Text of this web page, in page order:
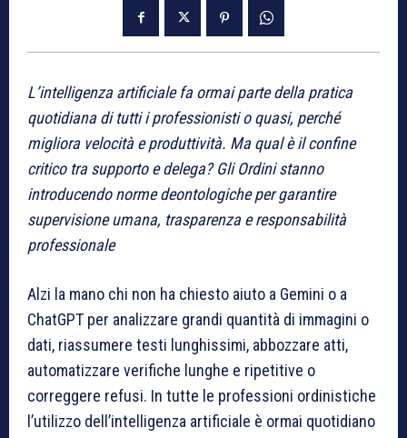
L’intelligenza artificiale fa ormai parte della pratica
quotidiana di tutti i professionisti o quasi, perché
migliora velocità e produttività. Ma qual è il confine
critico tra supporto e delega? Gli Ordini stanno
introducendo norme deontologiche per garantire
supervisione umana, trasparenza e responsabilità
professionale
Alzi la mano chi non ha chiesto aiuto a Gemini o a
ChatGPT per analizzare grandi quantità di immagini o
dati, riassumere testi lunghissimi, abbozzare atti,
automatizzare verifiche lunghe e ripetitive o
correggere refusi. In tutte le professioni ordinistiche
l’utilizzo dell’intelligenza artificiale è ormai quotidiano